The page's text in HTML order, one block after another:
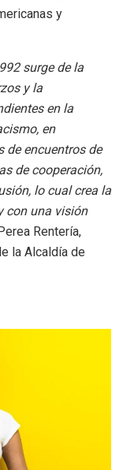
y
surge de la
y la
en la
en
de encuentros de
de cooperación,
lo cual crea la
con una visión
Rentería,
la Alcaldía de